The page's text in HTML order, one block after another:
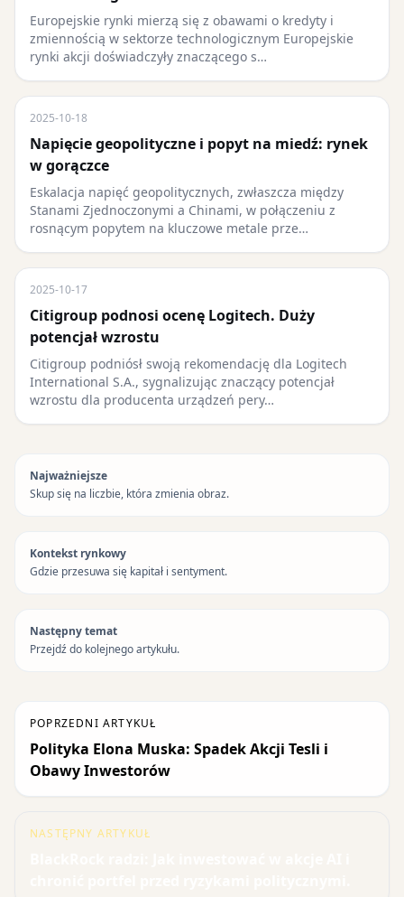
Europejskie rynki mierzą się z obawami o kredyty i
zmiennością w sektorze technologicznym Europejskie
rynki akcji doświadczyły znaczącego s…
2025-10-18
Napięcie geopolityczne i popyt na miedź: rynek
w gorączce
Eskalacja napięć geopolitycznych, zwłaszcza między
Stanami Zjednoczonymi a Chinami, w połączeniu z
rosnącym popytem na kluczowe metale prze…
2025-10-17
Citigroup podnosi ocenę Logitech. Duży
potencjał wzrostu
Citigroup podniósł swoją rekomendację dla Logitech
International S.A., sygnalizując znaczący potencjał
wzrostu dla producenta urządzeń pery…
Najważniejsze
Skup się na liczbie, która zmienia obraz.
Kontekst rynkowy
Gdzie przesuwa się kapitał i sentyment.
Następny temat
Przejdź do kolejnego artykułu.
POPRZEDNI ARTYKUŁ
Polityka Elona Muska: Spadek Akcji Tesli i
Obawy Inwestorów
NASTĘPNY ARTYKUŁ